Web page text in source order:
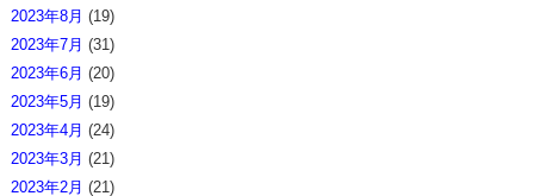
2023年8月 (19)
2023年7月 (31)
2023年6月 (20)
2023年5月 (19)
2023年4月 (24)
2023年3月 (21)
2023年2月 (21)